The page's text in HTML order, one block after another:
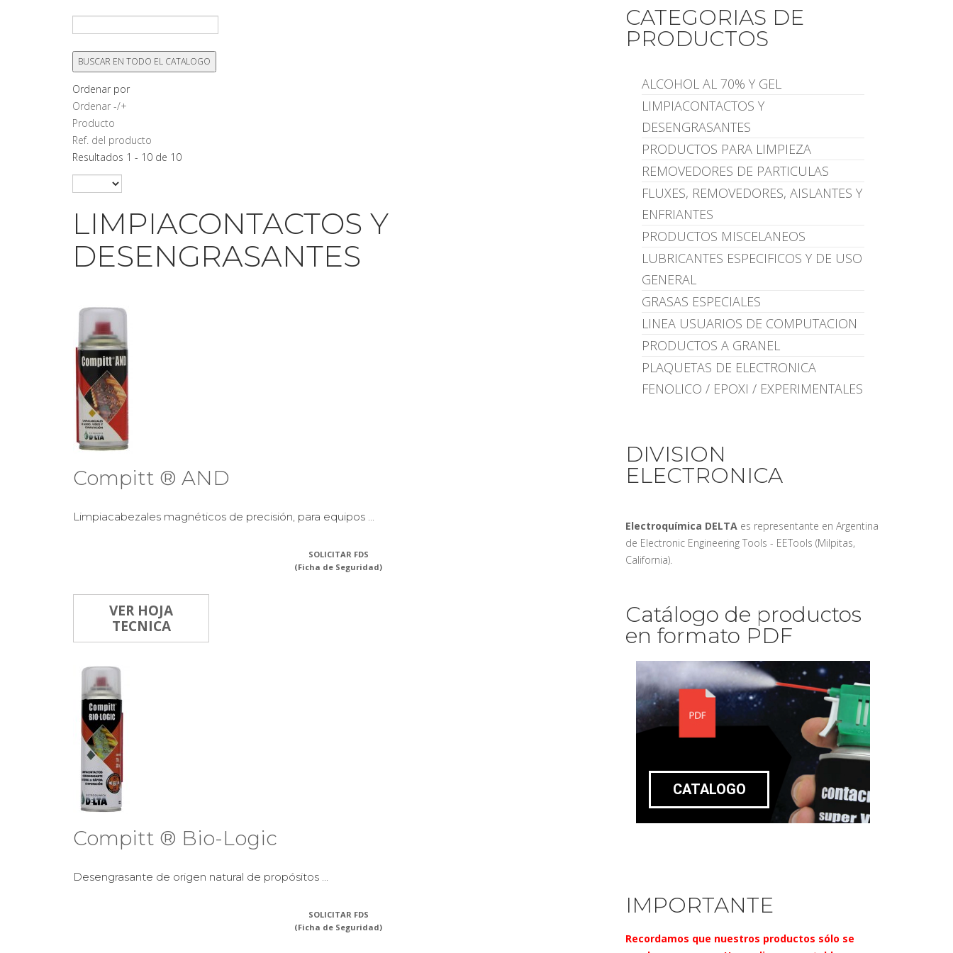
Ordenar por
Ordenar -/+
Producto
Ref. del producto
Resultados 1 - 10 de 10
LIMPIACONTACTOS Y
DESENGRASANTES
Compitt ® AND
Limpiacabezales magnéticos de precisión, para equipos ...
SOLICITAR FDS
(Ficha de Seguridad)
VER HOJA
TECNICA
Compitt ® Bio-Logic
Desengrasante de origen natural de propósitos ...
SOLICITAR FDS
(Ficha de Seguridad)
CATEGORIAS DE
PRODUCTOS
ALCOHOL AL 70% Y GEL
LIMPIACONTACTOS Y
DESENGRASANTES
PRODUCTOS PARA LIMPIEZA
REMOVEDORES DE PARTICULAS
FLUXES, REMOVEDORES, AISLANTES Y
ENFRIANTES
PRODUCTOS MISCELANEOS
LUBRICANTES ESPECIFICOS Y DE USO
GENERAL
GRASAS ESPECIALES
LINEA USUARIOS DE COMPUTACION
PRODUCTOS A GRANEL
PLAQUETAS DE ELECTRONICA
FENOLICO / EPOXI / EXPERIMENTALES
DIVISION
ELECTRONICA
Electroquímica DELTA es representante en Argentina
de Electronic Engineering Tools - EETools (Milpitas,
California).
Catálogo de productos
en formato PDF
CATALOGO
IMPORTANTE
Recordamos que nuestros productos sólo se